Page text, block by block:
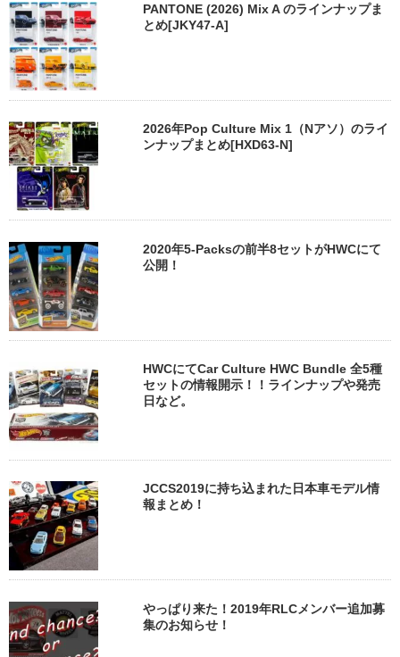
PANTONE (2026) Mix A のラインナップま
とめ[JKY47-A]
2026年Pop Culture Mix 1（Nアソ）のライ
ンナップまとめ[HXD63-N]
2020年5-Packsの前半8セットがHWCにて
公開！
HWCにてCar Culture HWC Bundle 全5種
セットの情報開示！！ラインナップや発売
日など。
JCCS2019に持ち込まれた日本車モデル情
報まとめ！
やっぱり来た！2019年RLCメンバー追加募
集のお知らせ！